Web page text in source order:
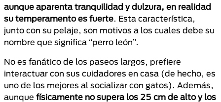
aunque aparenta tranquilidad y dulzura, en realidad
su temperamento es fuerte. Esta característica,
junto con su pelaje, son motivos a los cuales debe su
nombre que significa “perro león”.
No es fanático de los paseos largos, prefiere
interactuar con sus cuidadores en casa (de hecho, es
uno de los mejores al socializar con gatos). Además,
aunque físicamente no supera los 25 cm de alto y los